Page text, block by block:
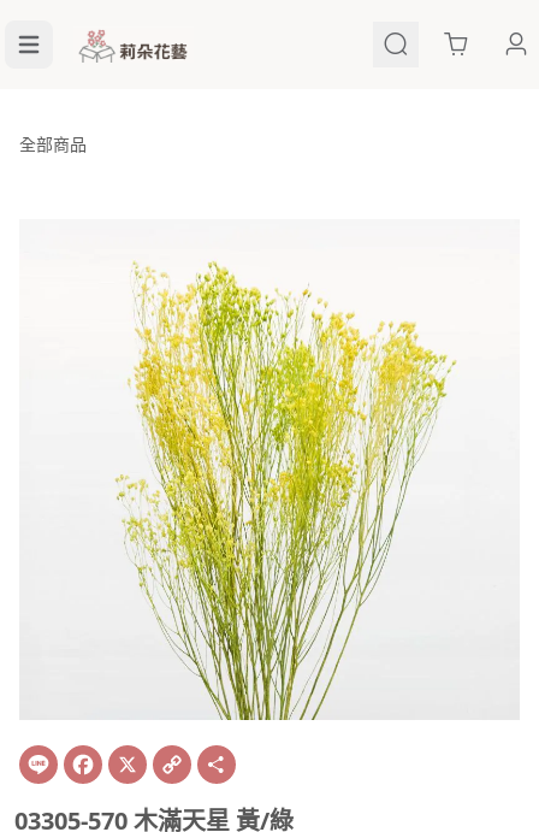
Cart
全部商品
Line Facebook
X Copy
Link
03305-570 木滿天星 黃/綠